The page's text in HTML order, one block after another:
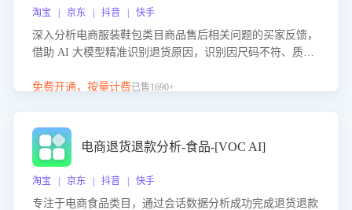
淘宝 | 京东 | 抖音 | 快手
深入分析电商服装鞋包类目商品售后相关问题的买家反馈，
借助 AI 大模型精准识别退货原因，识别因尺码不符、质量
议，助力商家优化产品或服务，实现销售额的显著提升。
免费开通，按量计费已售1690+
电商退货退款分析-食品-[VOC AI]
淘宝 | 京东 | 抖音 | 快手
专注于电商食品类目，通过会话数据分析成功完成退货退款